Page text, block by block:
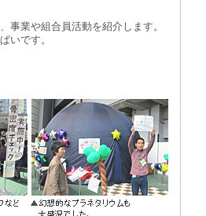
事業や組合員活動を紹介します。
いです。